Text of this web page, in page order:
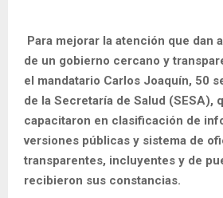
Para mejorar la atención que dan
de un gobierno cercano y
el mandatario Carlos Joaquín, 50
de la Secretaría de Salud (SESA),
capacitaron en clasificación de
versiones públicas y sistema de
transparentes, incluyentes y de
recibieron sus constancias.